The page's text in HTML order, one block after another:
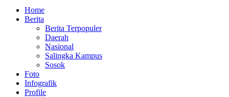
Home
Berita
Berita Terpopuler
Daerah
Nasional
Salingka Kampus
Sosok
Foto
Infografik
Profile